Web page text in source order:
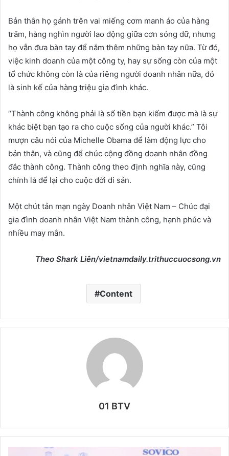
Bản thân họ gánh trên vai miếng cơm manh áo của hàng
trăm, hàng nghìn người lao động giữa cơn sóng dữ, nhưng
họ vẫn đưa bàn tay để nắm thêm những bàn tay nữa. Từ đó,
việc kinh doanh của một công ty, hay sự sống còn của một
tổ chức không còn là của riêng người doanh nhân nữa, đó
là sinh kế của hàng triệu gia đình khác.
“Thành công không phải là số tiền bạn kiếm được mà là sự
khác biệt bạn tạo ra cho cuộc sống của người khác.” Tôi
mượn câu nói của Michelle Obama để làm động lực cho
bản thân, và cũng để chúc cộng đồng doanh nhân đồng
đắc thành công. Thành công theo định nghĩa này, cũng
chính là để lại cho cuộc đời di sản.
Một chút tản mạn ngày Doanh nhân Việt Nam – Chúc đại
gia đình doanh nhân Việt Nam thành công, hạnh phúc và
nhiều may mắn.
Theo Shark Liên/vietnamdaily.trithuccuocsong.vn
Content
01 BTV